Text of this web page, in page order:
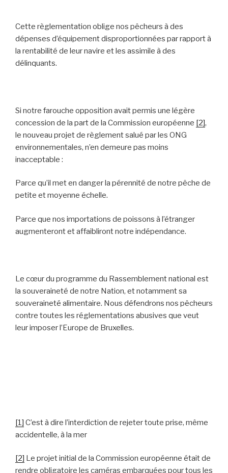
Cette règlementation oblige nos pêcheurs à des
dépenses d’équipement disproportionnées par rapport à
la rentabilité de leur navire et les assimile à des
délinquants.
Si notre farouche opposition avait permis une légère
concession de la part de la Commission européenne [2],
le nouveau projet de règlement salué par les ONG
environnementales, n’en demeure pas moins
inacceptable :
Parce qu’il met en danger la pérennité de notre pêche de
petite et moyenne échelle.
Parce que nos importations de poissons à l’étranger
augmenteront et affaibliront notre indépendance.
Le cœur du programme du Rassemblement national est
la souveraineté de notre Nation, et notamment sa
souveraineté alimentaire. Nous défendrons nos pêcheurs
contre toutes les réglementations abusives que veut
leur imposer l’Europe de Bruxelles.
[1] C’est à dire l’interdiction de rejeter toute prise, même
accidentelle, à la mer
[2] Le projet initial de la Commission européenne était de
rendre obligatoire les caméras embarquées pour tous les